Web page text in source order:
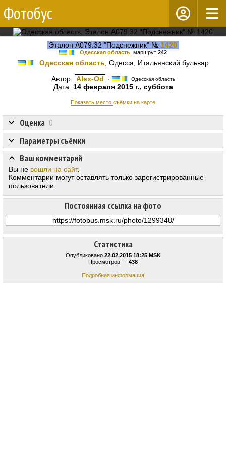
Фотобус
Эталон А079.32 "Подснежник" № 1420
Одесская область , маршрут 242
Одесская область , Одесса, Итальянский бульвар
Автор: Alex-Od · Одесская область
Дата: 14 февраля 2015 г., суббота
Показать место съёмки на карте
Статистика
Опубликовано 22.02.2015 18:25 MSK
Просмотров — 438
Подробная информация
Оценка 0
Постоянная ссылка на фото
Параметры съёмки
Ваш комментарий
Вы не вошли на сайт.
Комментарии могут оставлять только зарегистрированные
пользователи.